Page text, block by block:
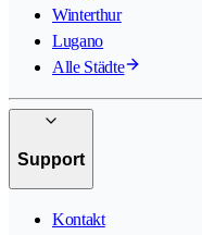
Winterthur
Lugano
Alle Städte
Support
Kontakt